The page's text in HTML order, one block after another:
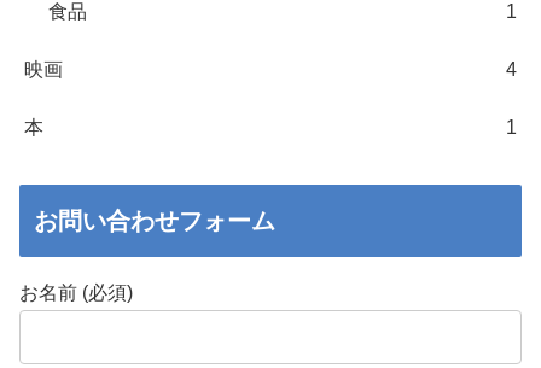
食品 1
映画 4
本 1
お問い合わせフォーム
お名前 (必須)